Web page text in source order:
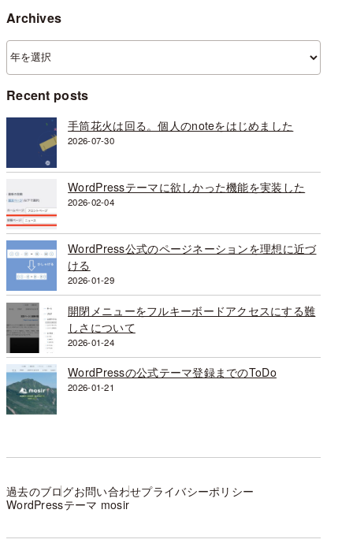
Archives
ア
ー
イ
ブ
Recent posts
手筒花火は回る。個人のnoteをはじめました
2026-07-30
WordPressテーマに欲しかった機能を実装した
2026-02-04
WordPress公式のページネーションを理想に近づ
ける
2026-01-29
開閉メニューをフルキーボードアクセスにする難
しさについて
2026-01-24
WordPressの公式テーマ登録までのToDo
2026-01-21
過去のブログお問い合わせプライバシーポリシー
WordPressテーマ mosir